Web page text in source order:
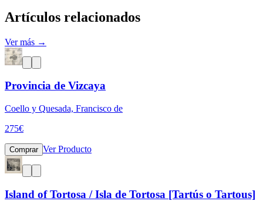
Artículos relacionados
Ver más →
Provincia de Vizcaya
Coello y Quesada, Francisco de
275€
Comprar Ver Producto
Island of Tortosa / Isla de Tortosa [Tartús o Tartous]